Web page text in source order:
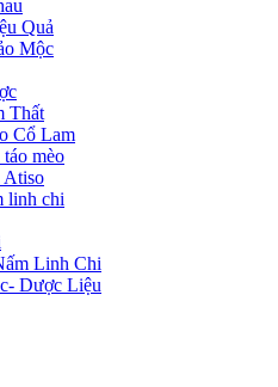
Quả
Mộc
Thất
Cổ Lam
mèo
Atiso
linh chi
Linh Chi
Dược Liệu